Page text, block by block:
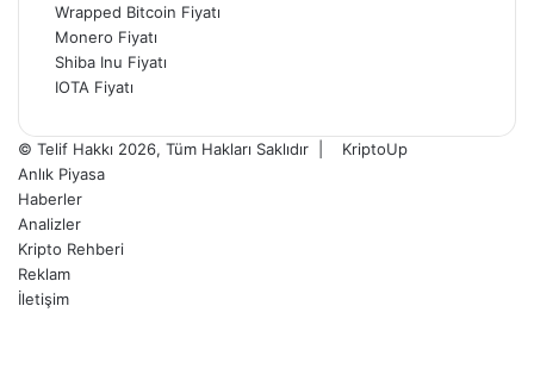
Wrapped Bitcoin Fiyatı
Monero Fiyatı
Shiba Inu Fiyatı
IOTA Fiyatı
© Telif Hakkı 2026, Tüm Hakları Saklıdır |
KriptoUp
Anlık Piyasa
Haberler
Analizler
Kripto Rehberi
Reklam
İletişim